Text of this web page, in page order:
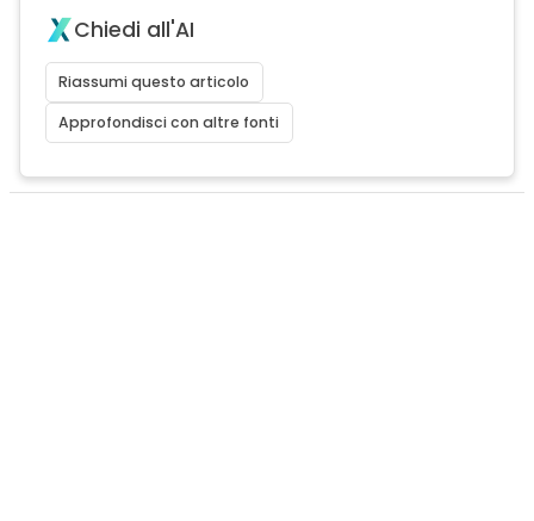
Chiedi all'AI
Riassumi questo articolo
Approfondisci con altre fonti